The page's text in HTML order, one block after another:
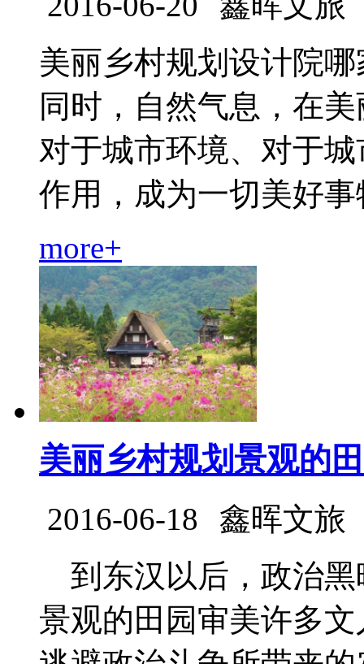
美丽乡村规划设计院
同时，自然气息，在
对于城市环境、对于
作用，成为一切美好事
more+
美丽乡村规划景观的
2016-06-18 鑫晖文旅
到东汉以后，政治黑
景观的田园审美许多